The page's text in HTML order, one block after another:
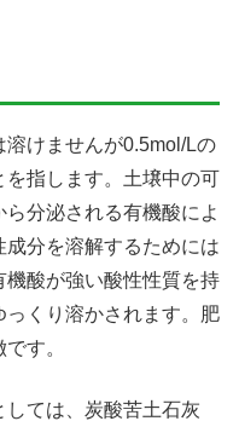
けませんが0.5mol/Lの
指します。土壌中の可
分泌される有機酸によ
分を溶解するためには
酸が強い酸性性質を持
っくり溶かされます。肥
す。
ては、炭酸苦土石灰